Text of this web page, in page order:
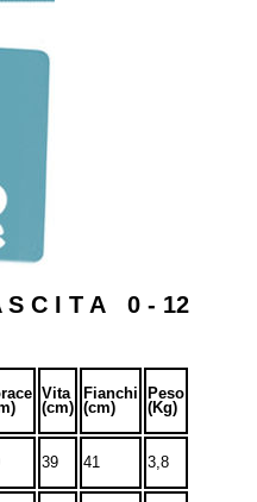
S C I T A 0 - 12
Vita
(cm)
Fianchi
(cm)
Peso
(Kg)
39 41 3,8